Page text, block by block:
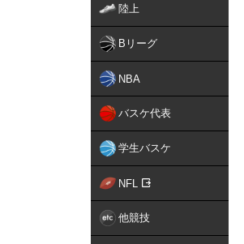
陸上
Bリーグ
NBA
バスケ代表
学生バスケ
NFL
他競技